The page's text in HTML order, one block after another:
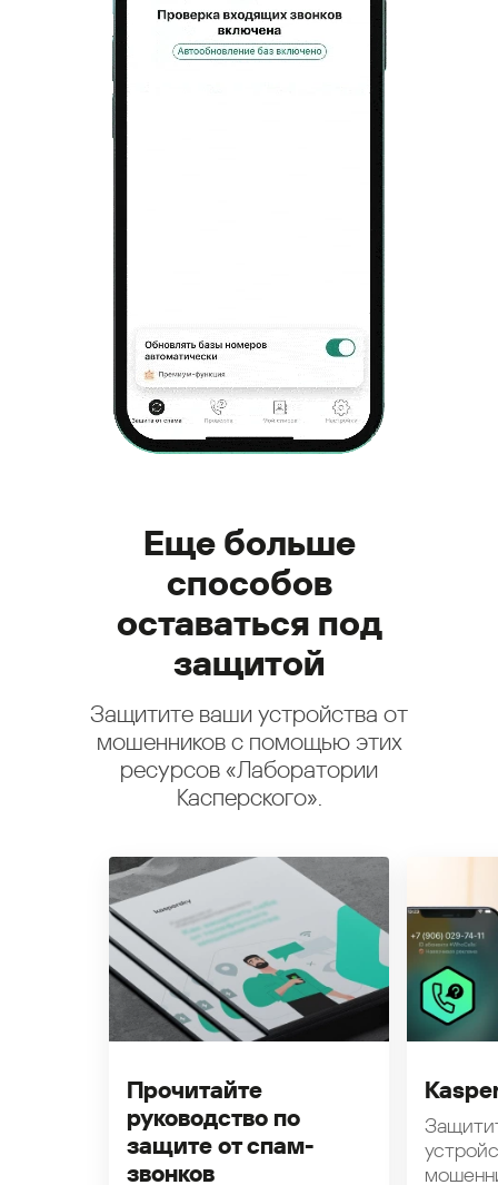
Еще больше
способов
оставаться под
защитой
Защитите ваши устройства от
мошенников с помощью этих
ресурсов «Лаборатории
Касперского».
Прочитайте
руководство по
защите от спам-
звонков